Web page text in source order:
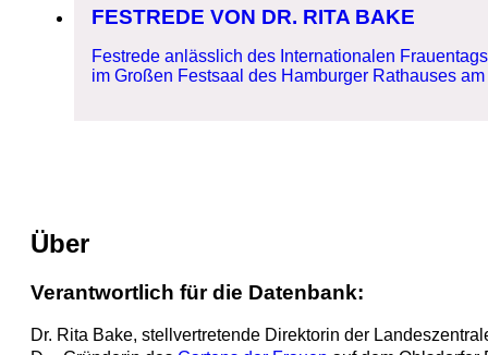
FESTREDE VON DR. RITA BAKE
Festrede anlässlich des Internationalen
im Großen Festsaal des Hamburger Rathauses
Über
Verantwortlich für die Datenbank:
Dr. Rita Bake, stellvertretende Direktorin der